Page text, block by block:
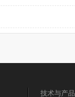
技术与产品